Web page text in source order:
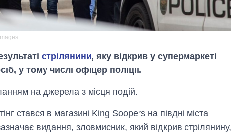
стрілянини, яку відкрив у супермаркеті
у тому числі офіцер поліції.
на джерела з місця подій.
стався в магазині King Soopers на півдні міста
видання, зловмисник, який відкрив стрілянину,